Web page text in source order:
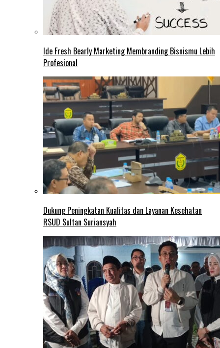
Ide Fresh Bearly Marketing Membranding Bisnismu Lebih
Profesional
Dukung Peningkatan Kualitas dan Layanan Kesehatan
RSUD Sultan Suriansyah